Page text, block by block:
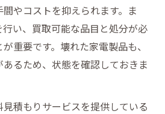
やコストを抑えられます。ま
い、買取可能な品目と処分が必
重要です。壊れた家電製品も、
るため、状態を確認しておきま
積もりサービスを提供している